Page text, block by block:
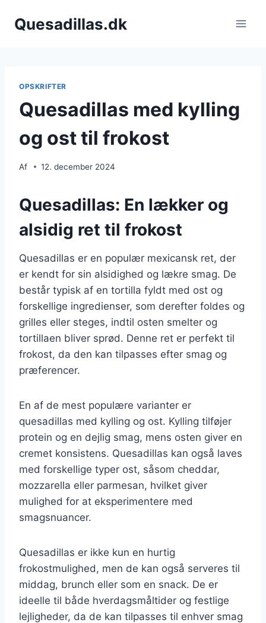
Quesadillas.dk
OPSKRIFTER
Quesadillas med kylling
og ost til frokost
Af 12. december 2024
Quesadillas: En lækker og
alsidig ret til frokost
Quesadillas er en populær mexicansk ret, der
er kendt for sin alsidighed og lækre smag. De
består typisk af en tortilla fyldt med ost og
forskellige ingredienser, som derefter foldes og
grilles eller steges, indtil osten smelter og
tortillaen bliver sprød. Denne ret er perfekt til
frokost, da den kan tilpasses efter smag og
præferencer.
En af de mest populære varianter er
quesadillas med kylling og ost. Kylling tilføjer
protein og en dejlig smag, mens osten giver en
cremet konsistens. Quesadillas kan også laves
med forskellige typer ost, såsom cheddar,
mozzarella eller parmesan, hvilket giver
mulighed for at eksperimentere med
smagsnuancer.
Quesadillas er ikke kun en hurtig
frokostmulighed, men de kan også serveres til
middag, brunch eller som en snack. De er
ideelle til både hverdagsmåltider og festlige
lejligheder, da de kan tilpasses til enhver smag